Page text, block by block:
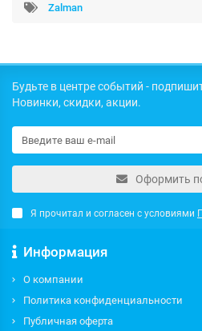
Zalman
Будьте в центре событий -
Новинки, скидки, акции.
Оформить
Я прочитал и согласен с условиями
Информация
О компании
Политика конфиденциальности
Публичная оферта